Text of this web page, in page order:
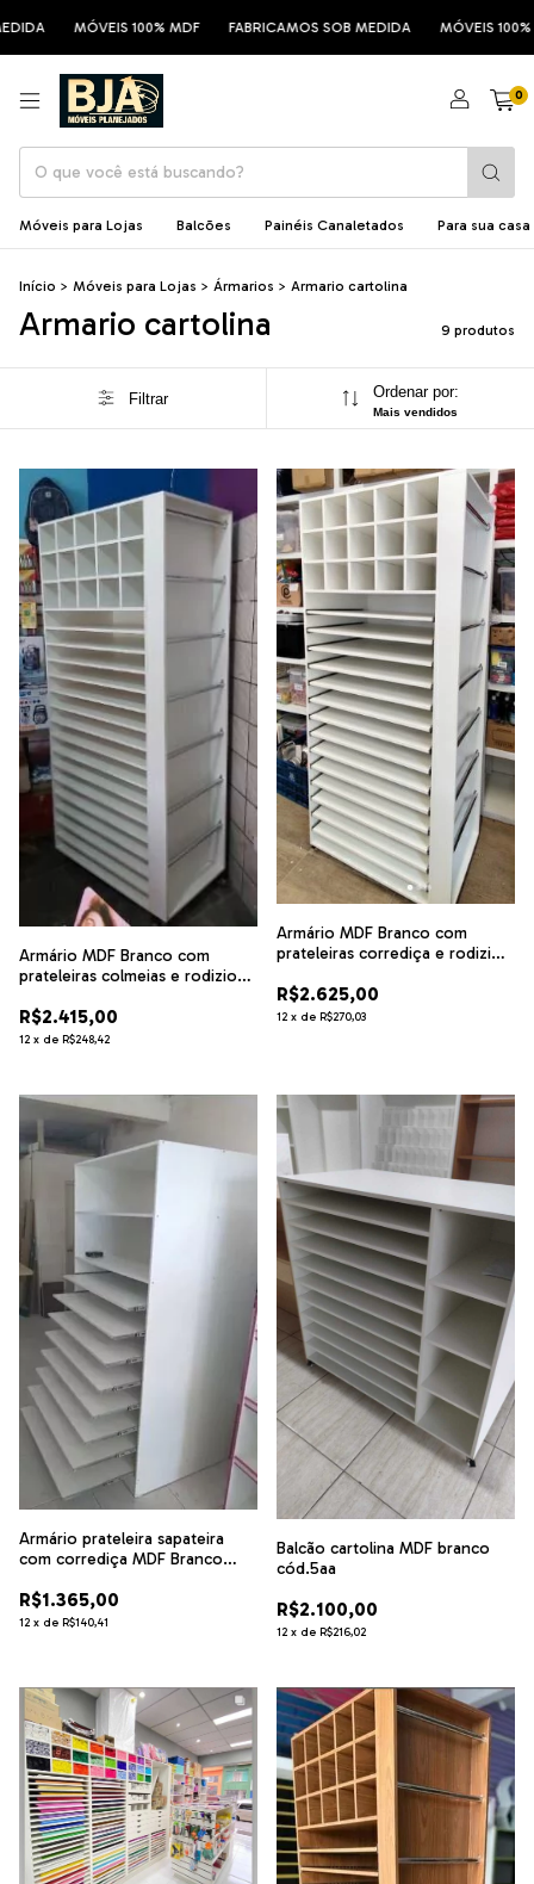
MÓVEIS 100% MDF FABRICAMOS SOB MEDIDA MÓVEIS 100%
0
Móveis para Lojas Balcões Painéis Canaletados Para sua casa
Início > Móveis para Lojas > Ármarios > Armario cartolina
Armario cartolina 9 produtos
Filtrar Ordenar por:
Mais vendidos
Armário MDF Branco com
prateleiras colmeias e rodizios
R$2.415,00
12 x de R$248,42
Armário MDF Branco com
prateleiras corrediça e rodizios
R$2.625,00
12 x de R$270,03
Armário prateleira sapateira
com corrediça MDF Branco
R$1.365,00
12 x de R$140,41
Balcão cartolina MDF branco
cód.5aa
R$2.100,00
12 x de R$216,02